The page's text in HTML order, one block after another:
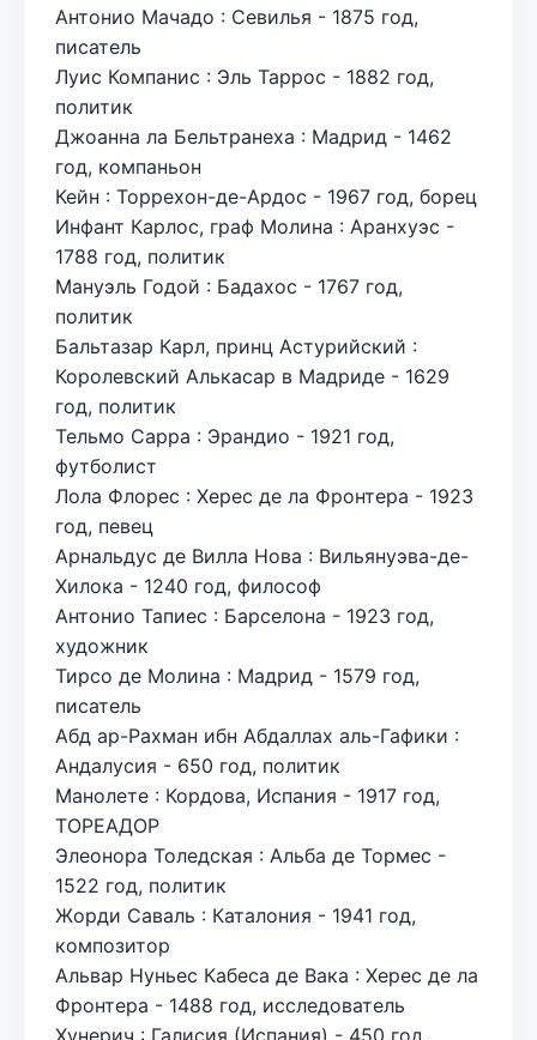
Антонио Мачадо : Севилья - 1875 год,
писатель
Луис Компанис : Эль Таррос - 1882 год,
политик
Джоанна ла Бельтранеха : Мадрид - 1462
год, компаньон
Кейн : Торрехон-де-Ардос - 1967 год, борец
Инфант Карлос, граф Молина : Аранхуэс -
1788 год, политик
Мануэль Годой : Бадахос - 1767 год,
политик
Бальтазар Карл, принц Астурийский :
Королевский Алькасар в Мадриде - 1629
год, политик
Тельмо Сарра : Эрандио - 1921 год,
футболист
Лола Флорес : Херес де ла Фронтера - 1923
год, певец
Арнальдус де Вилла Нова : Вильянуэва-де-
Хилока - 1240 год, философ
Антонио Тапиес : Барселона - 1923 год,
художник
Тирсо де Молина : Мадрид - 1579 год,
писатель
Абд ар-Рахман ибн Абдаллах аль-Гафики :
Андалусия - 650 год, политик
Манолете : Кордова, Испания - 1917 год,
ТОРЕАДОР
Элеонора Толедская : Альба де Тормес -
1522 год, политик
Жорди Саваль : Каталония - 1941 год,
композитор
Альвар Нуньес Кабеса де Вака : Херес де ла
Фронтера - 1488 год, исследователь
Хунерич : Галисия (Испания) - 450 год,